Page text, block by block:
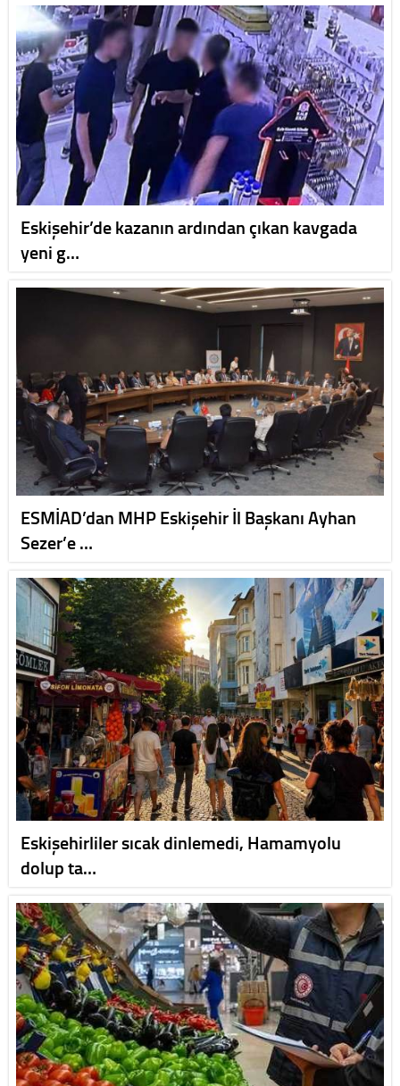
Eskişehir’de kazanın ardından çıkan kavgada
yeni g…
ESMİAD’dan MHP Eskişehir İl Başkanı Ayhan
Sezer’e …
Eskişehirliler sıcak dinlemedi, Hamamyolu
dolup ta…